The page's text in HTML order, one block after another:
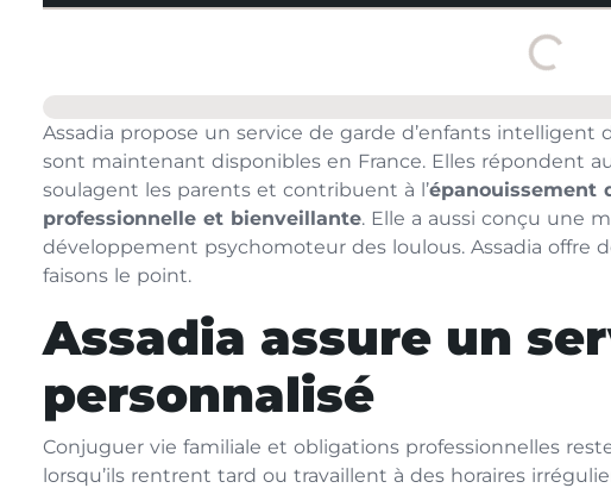
Assadia propose un service de garde d’enfants intelligent
sont maintenant disponibles en France. Elles répondent
soulagent les parents et contribuent à l’épanouissement
professionnelle et bienveillante. Elle a aussi conçu une
développement psychomoteur des loulous. Assadia offre
faisons le point.
Assadia assure un
personnalisé
Conjuguer vie familiale et obligations professionnelles
lorsqu’ils rentrent tard ou travaillent à des horaires